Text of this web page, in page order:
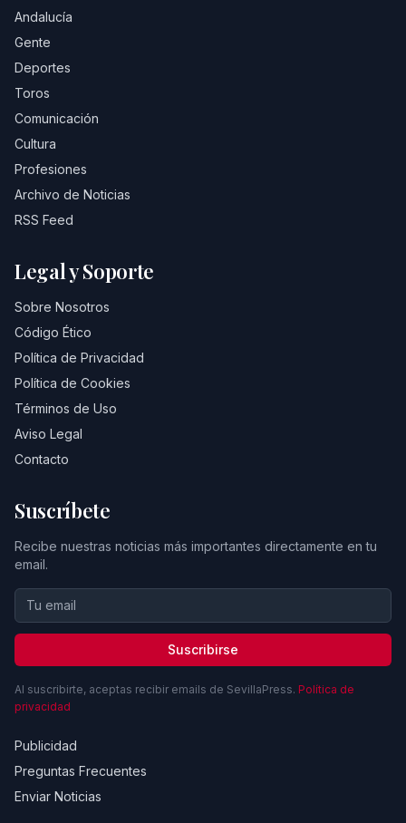
Andalucía
Gente
Deportes
Toros
Comunicación
Cultura
Profesiones
Archivo de Noticias
RSS Feed
Legal y Soporte
Sobre Nosotros
Código Ético
Política de Privacidad
Política de Cookies
Términos de Uso
Aviso Legal
Contacto
Suscríbete
Recibe nuestras noticias más importantes directamente en tu
email.
Suscribirse
Al suscribirte, aceptas recibir emails de SevillaPress. Política de
privacidad
Publicidad
Preguntas Frecuentes
Enviar Noticias